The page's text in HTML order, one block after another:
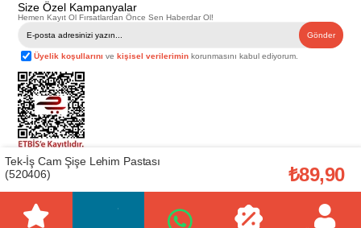
Size Özel Kampanyalar
Hemen Kayıt Ol Fırsatlardan Önce Sen Haberdar Ol!
Gönder
Üyelik koşullarını vekişisel verilerimin korunmasını kabul ediyorum.
Telif Hakkı © 2026Afeks Yapı Market
. Tüm hakları saklıdır.
Bu web sitesindeki tüm ürünler ticari amaçlıdır. Web sitemizde yer alan
görsel ve yazılı içerikler firmamıza ait olup, firmamızın yazılı izni alınmadan
başka yerlerde kullanılamaz. İçeriklerin izin alınmadan kopyalanması ve
kullanılması 5846 sayılı Fikir ve Sanat Eserleri Yasasına göre suçtur.
Tek-İş Cam Şişe Lehim Pastası
(520406)
₺89,90